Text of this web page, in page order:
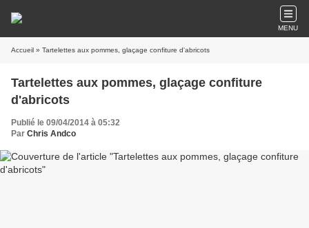
MENU
Accueil » Tartelettes aux pommes, glaçage confiture d'abricots
Tartelettes aux pommes, glaçage confiture
d'abricots
Publié le 09/04/2014 à 05:32
Par Chris Andco